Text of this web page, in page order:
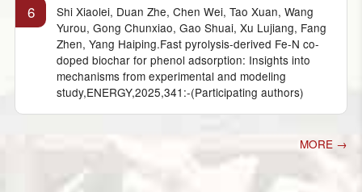
6
Shi Xiaolei, Duan Zhe, Chen Wei, Tao Xuan, Wang
Yurou, Gong Chunxiao, Gao Shuai, Xu Lujiang, Fang
Zhen, Yang Haiping.Fast pyrolysis-derived Fe-N co-
doped biochar for phenol adsorption: Insights into
mechanisms from experimental and modeling
study,ENERGY,2025,341:-(Participating authors)
MORE →